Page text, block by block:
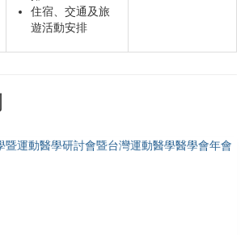
住宿、交通及旅
遊活動安排